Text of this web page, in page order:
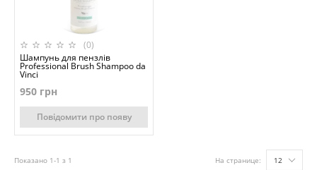
(0)
Шампунь для пензлів
Professional Brush Shampoo da
Vinci
950 грн
Повідомити про появу
Показано 1-1 з 1 На странице: 12